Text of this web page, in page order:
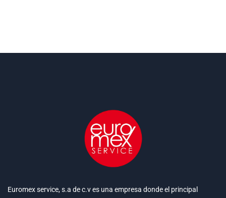
Euromex service, s.a de c.v es una empresa donde el principal